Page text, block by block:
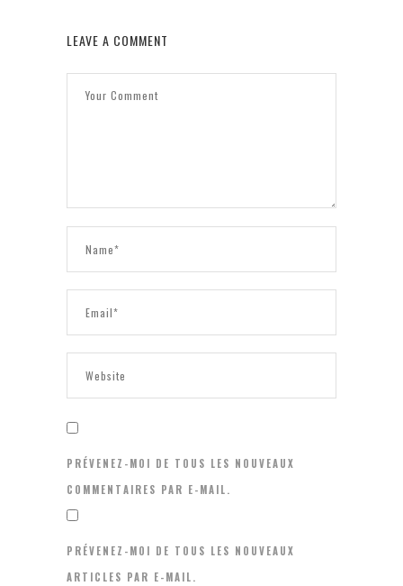
LEAVE A COMMENT
PRÉVENEZ-MOI DE TOUS LES NOUVEAUX
COMMENTAIRES PAR E-MAIL.
PRÉVENEZ-MOI DE TOUS LES NOUVEAUX
ARTICLES PAR E-MAIL.